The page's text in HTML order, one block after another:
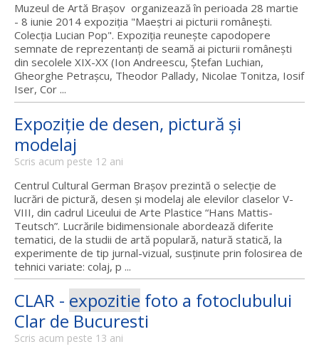
Muzeul de Artă Braşov organizează în perioada 28 martie
- 8 iunie 2014 expoziţia "Maeştri ai picturii româneşti.
Colecţia Lucian Pop". Expoziţia reuneşte capodopere
semnate de reprezentanţi de seamă ai picturii româneşti
din secolele XIX-XX (Ion Andreescu, Ştefan Luchian,
Gheorghe Petraşcu, Theodor Pallady, Nicolae Tonitza, Iosif
Iser, Cor ...
Expoziție de desen, pictură și
modelaj
Scris acum peste 12 ani
Centrul Cultural German Brașov prezintă o selecție de
lucrări de pictură, desen și modelaj ale elevilor claselor V-
VIII, din cadrul Liceului de Arte Plastice “Hans Mattis-
Teutsch”. Lucrările bidimensionale abordează diferite
tematici, de la studii de artă populară, natură statică, la
experimente de tip jurnal-vizual, susținute prin folosirea de
tehnici variate: colaj, p ...
CLAR - expozitie foto a fotoclubului
Clar de Bucuresti
Scris acum peste 13 ani